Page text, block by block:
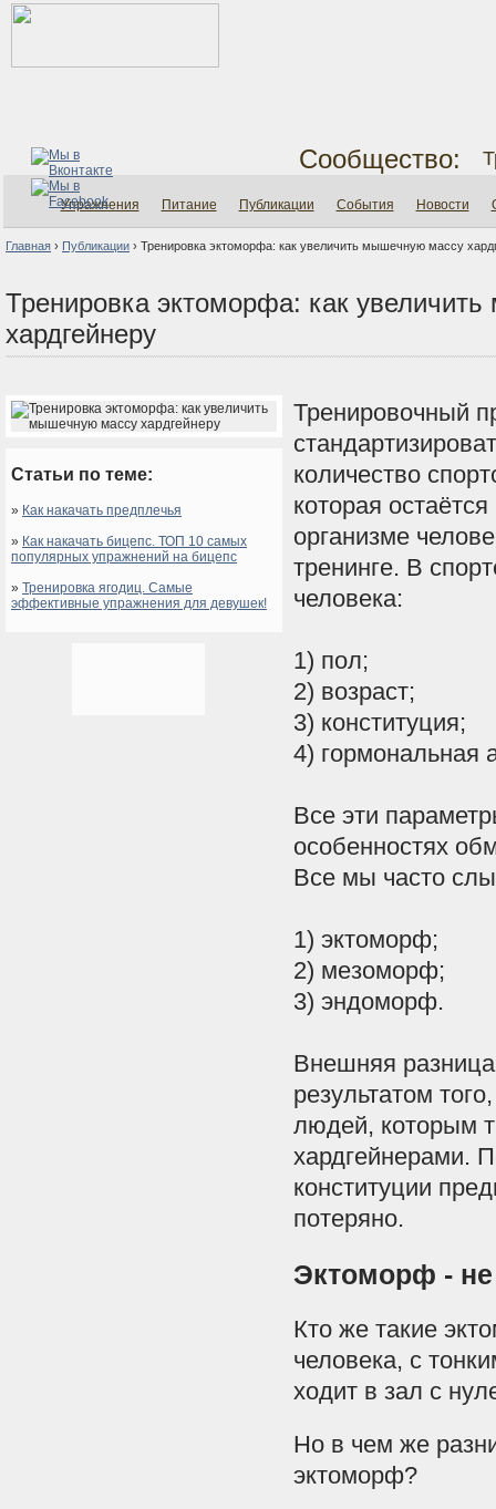
Сообщество:
Упражнения Питание Публикации События Новости
Главная › Публикации › Тренировка эктоморфа: как увеличить мышечную массу
Тренировка эктоморфа: как
хардгейнеру
Статьи по теме:
» Как накачать предплечья
» Как накачать бицепс. ТОП 10 самых
популярных упражнений на бицепс
» Тренировка ягодиц. Самые
эффективные упражнения для девушек!
Тренировочный
количество
которая остаётся
организме
тренинге. В
человека:
1) пол;
2) возраст;
3) конституция;
4) гормональная
Все эти
особенностях
Все мы часто
1) эктоморф;
2) мезоморф;
3) эндоморф.
Внешняя разница
результатом того
людей, которым
хардгейнерами.
конституции
потеряно.
Эктоморф - не
Кто же такие
человека, с
ходит в зал с
Но в чем же
эктоморф?